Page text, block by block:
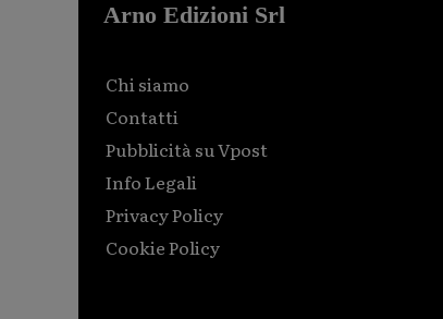
Arno Edizioni Srl
Chi siamo
Contatti
Pubblicità su Vpost
Info Legali
Privacy Policy
Cookie Policy